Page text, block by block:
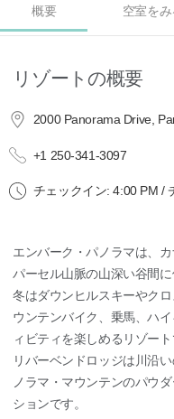
概要 空室をみ
リゾートの概要
2000 Panorama Drive,
+1 250-341-3097
チェックイン: 4:00 PM /
エンバーク・パノラマは、
パーセル山脈の山深い谷間
冬はダウンヒルスキーやク
ウンテンバイク、乗馬、ハ
ィビティを楽しめるリゾー
リバーベンドロッジは川沿
ノラマ・マウンテンのパウ
ションです。